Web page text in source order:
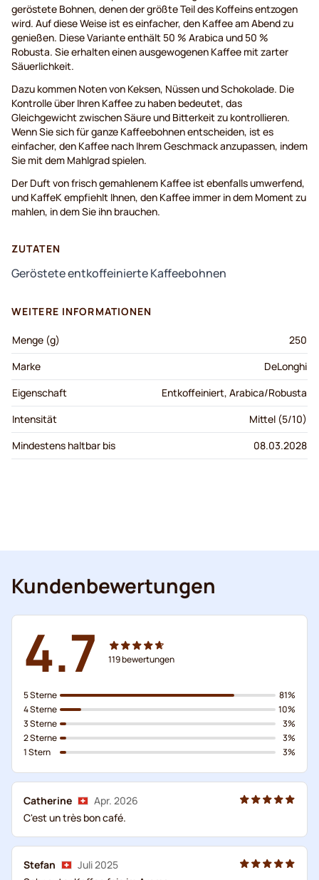
geröstete Bohnen, denen der größte Teil des Koffeins entzogen
wird. Auf diese Weise ist es einfacher, den Kaffee am Abend zu
genießen. Diese Variante enthält 50 % Arabica und 50 %
Robusta. Sie erhalten einen ausgewogenen Kaffee mit zarter
Säuerlichkeit.
Dazu kommen Noten von Keksen, Nüssen und Schokolade. Die
Kontrolle über Ihren Kaffee zu haben bedeutet, das
Gleichgewicht zwischen Säure und Bitterkeit zu kontrollieren.
Wenn Sie sich für ganze Kaffeebohnen entscheiden, ist es
einfacher, den Kaffee nach Ihrem Geschmack anzupassen, indem
Sie mit dem Mahlgrad spielen.
Der Duft von frisch gemahlenem Kaffee ist ebenfalls umwerfend,
und KaffeK empfiehlt Ihnen, den Kaffee immer in dem Moment zu
mahlen, in dem Sie ihn brauchen.
ZUTATEN
Geröstete entkoffeinierte Kaffeebohnen
WEITERE INFORMATIONEN
Menge (g)
250
Marke
DeLonghi
Eigenschaft
Entkoffeiniert, Arabica/Robusta
Intensität
Mittel (5/10)
Mindestens haltbar bis
08.03.2028
Kundenbewertungen
4.7 119bewertungen
5 Sterne
4 Sterne
3 Sterne
2 Sterne
1 Stern
81%
10%
3%
3%
3%
Catherine
Apr. 2026
C'est un très bon café.
Stefan
Juli 2025